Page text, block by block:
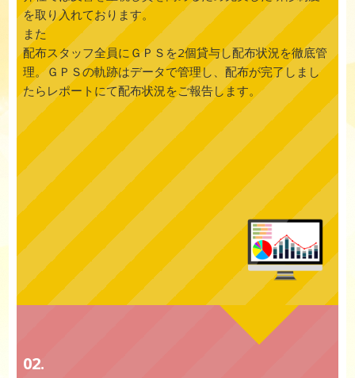
を取り入れております。
また
配布スタッフ全員にＧＰＳを2個貸与し配布状況を徹底管
理。ＧＰＳの軌跡はデータで管理し、配布が完了しまし
たらレポートにて配布状況をご報告します。
02.